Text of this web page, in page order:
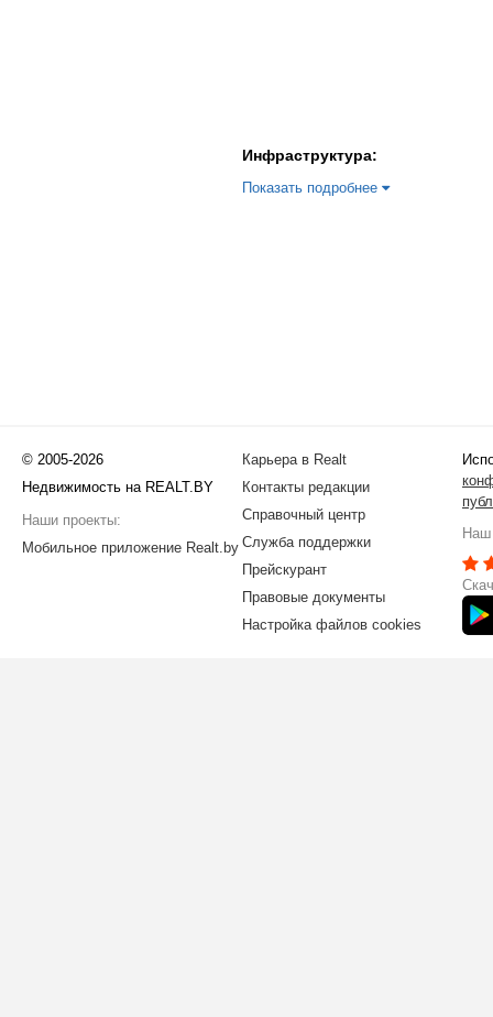
Инфраструктура:
Показать подробнее
© 2005-2026
Недвижимость на REALT.BY
Наши проекты:
Мобильное приложение Realt.by
Карьера в Realt
Контакты редакции
Справочный центр
Служба поддержки
Прейскурант
Правовые документы
Настройка файлов cookies
Наш